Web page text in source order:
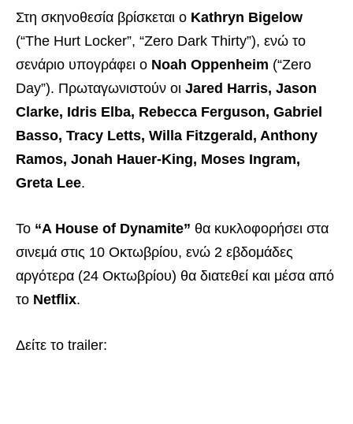
Στη σκηνοθεσία βρίσκεται ο Kathryn Bigelow
(“The Hurt Locker”, “Zero Dark Thirty”), ενώ το
σενάριο υπογράφει ο Noah Oppenheim (“Zero
Day”). Πρωταγωνιστούν οι Jared Harris, Jason
Clarke, Idris Elba, Rebecca Ferguson, Gabriel
Basso, Tracy Letts, Willa Fitzgerald, Anthony
Ramos, Jonah Hauer-King, Moses Ingram,
Greta Lee.
Το “A House of Dynamite” θα κυκλοφορήσει στα
σινεμά στις 10 Οκτωβρίου, ενώ 2 εβδομάδες
αργότερα (24 Οκτωβρίου) θα διατεθεί και μέσα από
το Netflix.
Δείτε το trailer: